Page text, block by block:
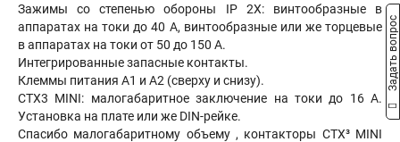
Зажимы со степенью обороны IP 2X: винтообразные в
аппаратах на токи до 40 A, винтообразные или же торцевые
в аппаратах на токи от 50 до 150 A.
Интегрированные запасные контакты.
Клеммы питания A1 и A2 (сверху и снизу).
CTX3 MINI: малогабаритное заключение на токи до 16 A.
Установка на плате или же DIN-рейке.
Спасибо малогабаритному объему , контакторы CTX³ MINI
Задать вопрос